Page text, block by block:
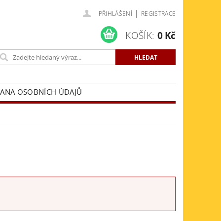
PŘIHLÁŠENÍ | REGISTRACE
KOŠÍK: 0 Kč
OSOBNÍCH ÚDAJŮ